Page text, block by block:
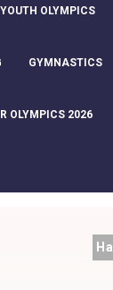
OLYMPICS
GYMNASTICS
OLYMPICS 2026